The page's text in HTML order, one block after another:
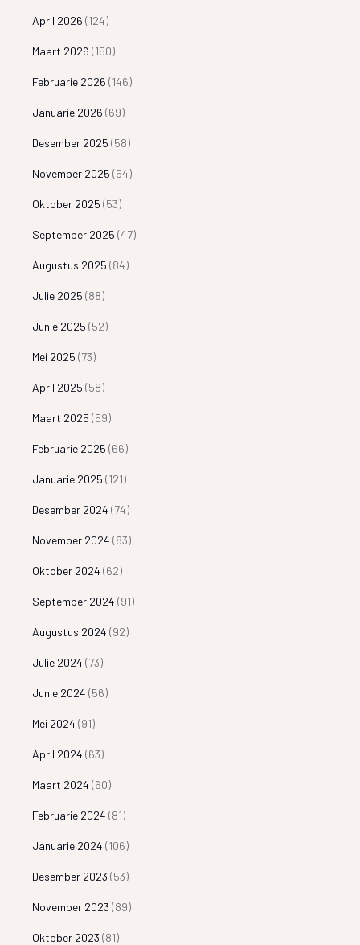
April 2026 (124)
Maart 2026 (150)
Februarie 2026 (146)
Januarie 2026 (69)
Desember 2025 (58)
November 2025 (54)
Oktober 2025 (53)
September 2025 (47)
Augustus 2025 (84)
Julie 2025 (88)
Junie 2025 (52)
Mei 2025 (73)
April 2025 (58)
Maart 2025 (59)
Februarie 2025 (66)
Januarie 2025 (121)
Desember 2024 (74)
November 2024 (83)
Oktober 2024 (62)
September 2024 (91)
Augustus 2024 (92)
Julie 2024 (73)
Junie 2024 (56)
Mei 2024 (91)
April 2024 (63)
Maart 2024 (60)
Februarie 2024 (81)
Januarie 2024 (106)
Desember 2023 (53)
November 2023 (89)
Oktober 2023 (81)